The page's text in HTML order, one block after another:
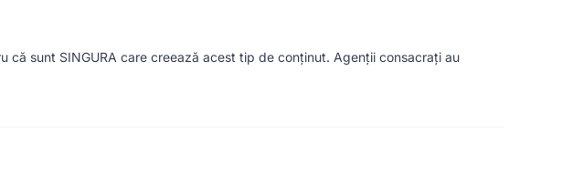
sunt SINGURA care creează acest tip de conținut. Agenții consacrați au